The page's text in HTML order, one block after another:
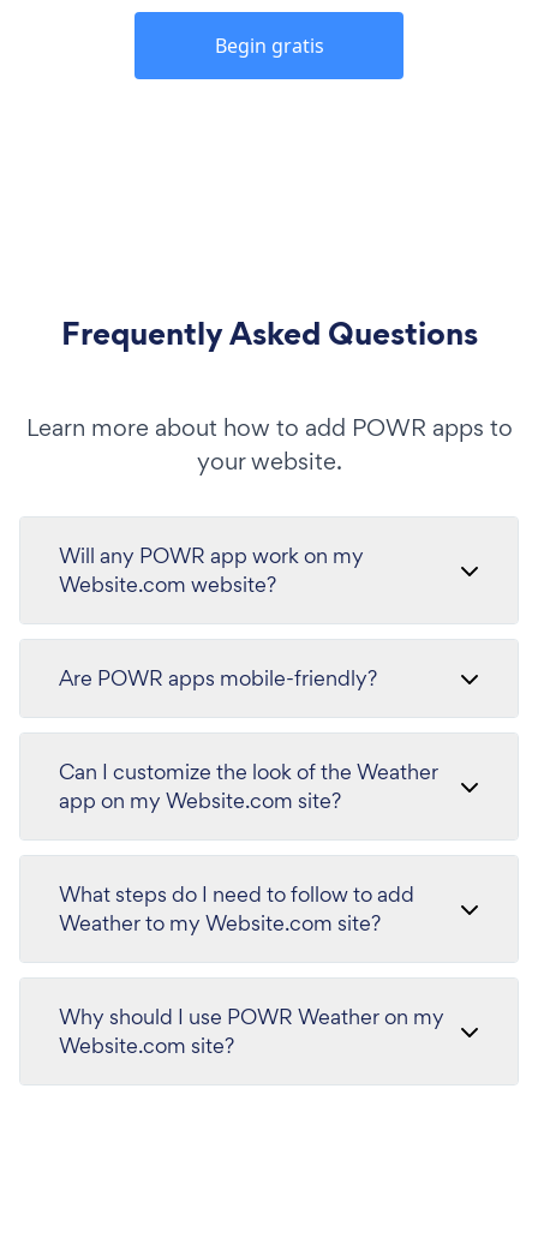
Begin gratis
Frequently Asked Questions
Learn more about how to add POWR apps to
your website.
Will any POWR app work on my
Website.com website?
Are POWR apps mobile-friendly?
Can I customize the look of the Weather
app on my Website.com site?
What steps do I need to follow to add
Weather to my Website.com site?
Why should I use POWR Weather on my
Website.com site?